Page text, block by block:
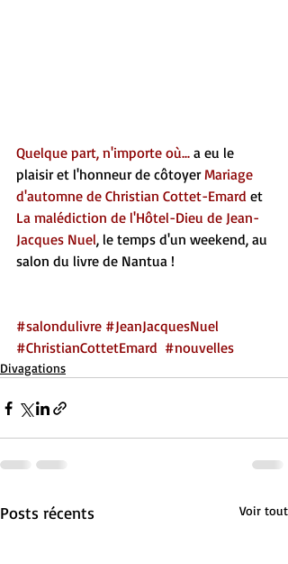
Quelque part, n'importe où... a eu le
plaisir et l'honneur de côtoyer Mariage
d'automne de Christian Cottet-Emard et
La malédiction de l'Hôtel-Dieu de Jean-
Jacques Nuel, le temps d'un weekend, au
salon du livre de Nantua !
#salondulivre #JeanJacquesNuel
#ChristianCottetEmard #nouvelles
Divagations
Posts récents Voir tout